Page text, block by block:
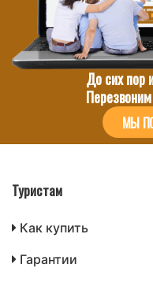
До сих пор
МЫ
Туристам
Как купить
Гарантии